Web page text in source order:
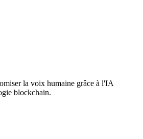
la voix humaine grâce à l'IA
blockchain.